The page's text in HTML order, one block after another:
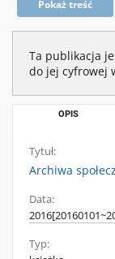
Pokaż treść
Ta publikacja
do jej cyfrowej
OPIS
Tytuł:
Archiwa
Data:
Typ: